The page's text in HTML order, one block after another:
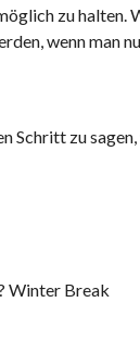
zu
wenn man
Schritt zu
Winter Break